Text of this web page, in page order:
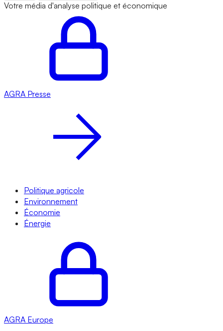
Votre média d'analyse politique et économique
AGRA Presse
Politique agricole
Environnement
Économie
Énergie
AGRA Europe